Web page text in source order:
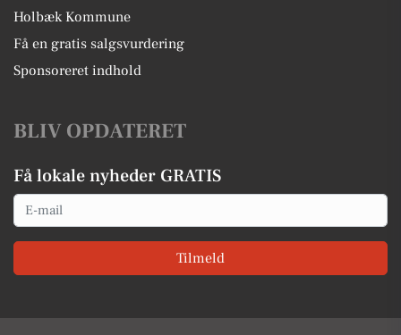
Holbæk Kommune
Få en gratis salgsvurdering
Sponsoreret indhold
BLIV OPDATERET
Få lokale nyheder GRATIS
Email
Tilmeld